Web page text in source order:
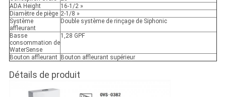
ADA Height
16-1/2 »
Diamètre de piège 2-1/8 »
Système
affleurant
Double système de rinçage de Siphonic
Basse
consommation de
WaterSense
1,28 GPF
Bouton affleurant Bouton affleurant supérieur
Détails de produit